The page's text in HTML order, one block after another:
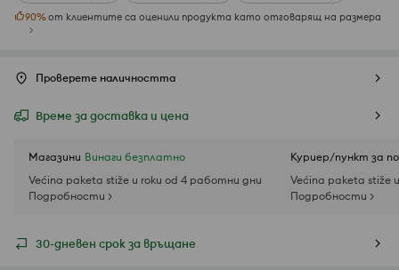
90%от клиентите са оценили продукта като отговарящ на размера
Проверете наличността
Време за доставка и цена
Магазини Винаги безплатно
Većina paketa stiže u roku od 4 работни дни
Подробности >
Куриер/пункт за
Većina paketa stiže
Подробности >
30-дневен срок за връщане